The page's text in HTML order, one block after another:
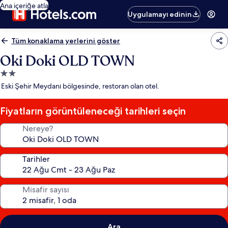
Ana içeriğe atla
Uygulamayı edinin
Tüm konaklama yerlerini göster
Oki Doki OLD TOWN
2.0
yıldızlı
yeri
Eski Şehir Meydanı bölgesinde, restoran olan otel.
Fiyatların görüntüleneceği tarihleri seçin
Nereye?
Tarihler
Misafir sayısı